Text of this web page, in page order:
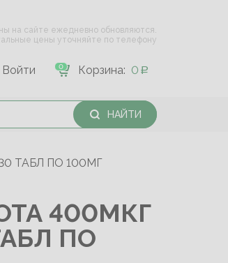
на сайте ежедневно обновляются.
цены уточняйте по телефону
Войти Корзина: 0
0
НАЙТИ
ТАБЛ ПО 100МГ
400МКГ
ПО